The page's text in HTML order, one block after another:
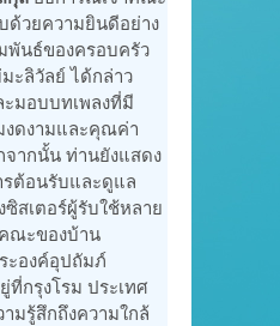
ด้วยความยินดีอย่าง
พันธ์ของครอบครัว
ลิวัลย์ ได้กล่าว
มอบบทเพลงที่มี
งดงามและคุณค่า
ากนั้น ท่านยังแสดง
ต้อนรับและดูแล
สเตอร์ผู้รับใช้หลาย
ณะของบ้าน
ะองค์อุปถัมภ์
ที่กรุงโรม ประเทศ
มรู้สึกถึงความใกล้